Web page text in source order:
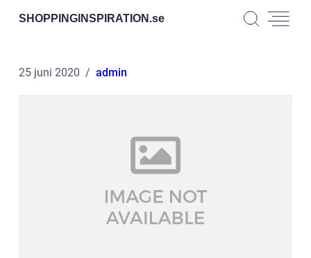
SHOPPINGINSPIRATION.se
25 juni 2020 admin